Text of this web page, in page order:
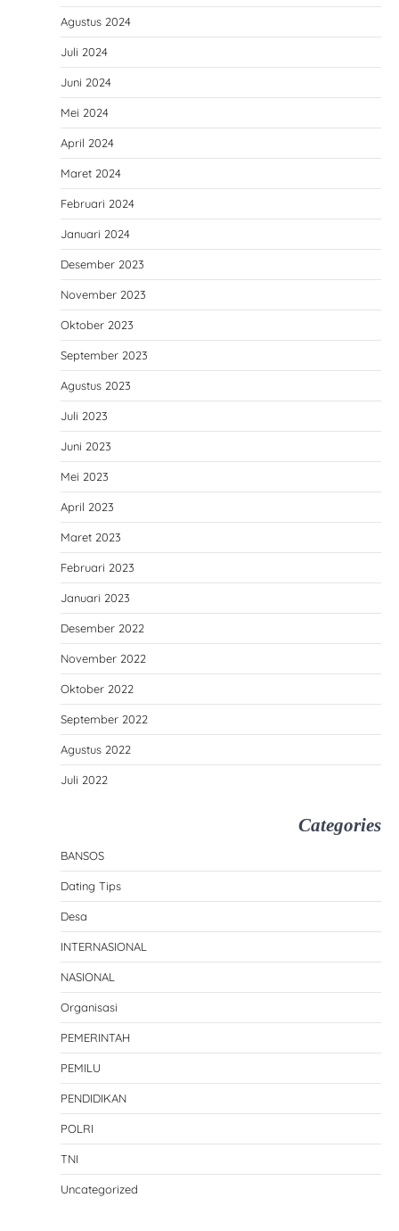
Agustus 2024
Juli 2024
Juni 2024
Mei 2024
April 2024
Maret 2024
Februari 2024
Januari 2024
Desember 2023
November 2023
Oktober 2023
September 2023
Agustus 2023
Juli 2023
Juni 2023
Mei 2023
April 2023
Maret 2023
Februari 2023
Januari 2023
Desember 2022
November 2022
Oktober 2022
September 2022
Agustus 2022
Juli 2022
Categories
BANSOS
Dating Tips
Desa
INTERNASIONAL
NASIONAL
Organisasi
PEMERINTAH
PEMILU
PENDIDIKAN
POLRI
TNI
Uncategorized